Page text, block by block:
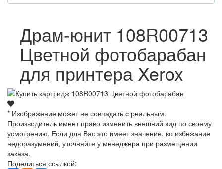
Драм-юнит 108R00713
Цветной фотобарабан
для принтера Xerox
* Изображение может не совпадать с реальным.
Производитель имеет право изменить внешний вид по своему
усмотрению. Если для Вас это имеет значение, во избежание
недоразумений, уточняйте у менеджера при размещении
заказа.
Поделиться ссылкой: